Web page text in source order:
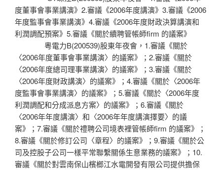
度董事會事業講演》2.審議《2006年度講演》3.審議《2006
年度監事會事業講演》4.審議《2006年度財政決算講演和
利潤調配預案》5.審議《關於續聘管帳師firm 的議案》
粵電力B(200539)股東年夜會，1.審議《關於
〈2006年度董事會事業講演〉的議案》；2.審議《關於
〈2006年度總司理事業講演〉的議案》；3.審議《關於
〈2006年度財政講演〉的議案》；4.審議《關於〈2006年
度監事會事業講演〉的議案》；5.審議《關於〈2006年度
利潤調配和分成派息方案〉的議案》；6.審議《關於
〈2006年年度講演〉和〈2006年年度講演擇要〉的議
案》；7.審議《關於禮聘公司境表裡管帳師firm 的議案》；
8.審議《關於修訂公司〈章程〉的議案》；9.審議《關於公
司及控股子公司一樣平常聯繫關係生意業務的議案》；10.
審議《關於對雲南保山檳榔江水電開發有限公司提供擔保